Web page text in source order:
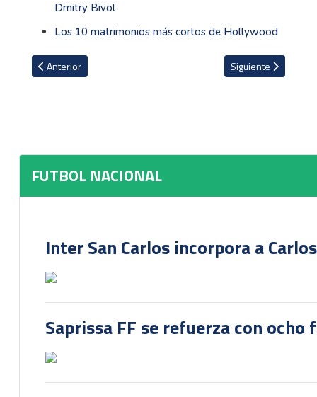
Dmitry Bivol
Los 10 matrimonios más cortos de Hollywood
Artículo anterior: Sporting FC y Pérez Zeledón firman un
Anterior Artículo siguiente:
Siguiente
FUTBOL NACIONAL
Inter San Carlos incorpora a
Saprissa FF se refuerza con